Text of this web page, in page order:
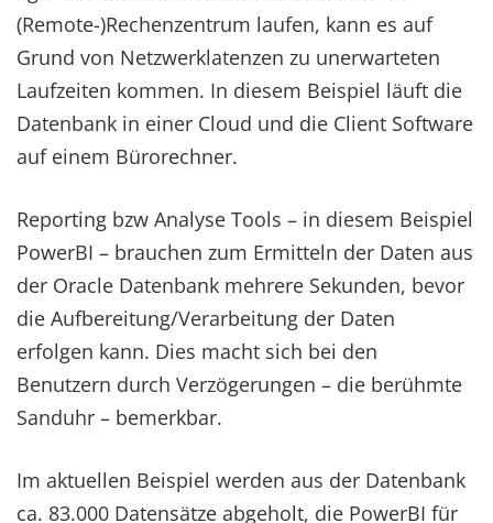
(Remote-)Rechenzentrum laufen, kann es auf
Grund von Netzwerklatenzen zu unerwarteten
Laufzeiten kommen. In diesem Beispiel läuft die
Datenbank in einer Cloud und die Client Software
auf einem Bürorechner.
Reporting bzw Analyse Tools – in diesem Beispiel
PowerBI – brauchen zum Ermitteln der Daten aus
der Oracle Datenbank mehrere Sekunden, bevor
die Aufbereitung/Verarbeitung der Daten
erfolgen kann. Dies macht sich bei den
Benutzern durch Verzögerungen – die berühmte
Sanduhr – bemerkbar.
Im aktuellen Beispiel werden aus der Datenbank
ca. 83.000 Datensätze abgeholt, die PowerBI für